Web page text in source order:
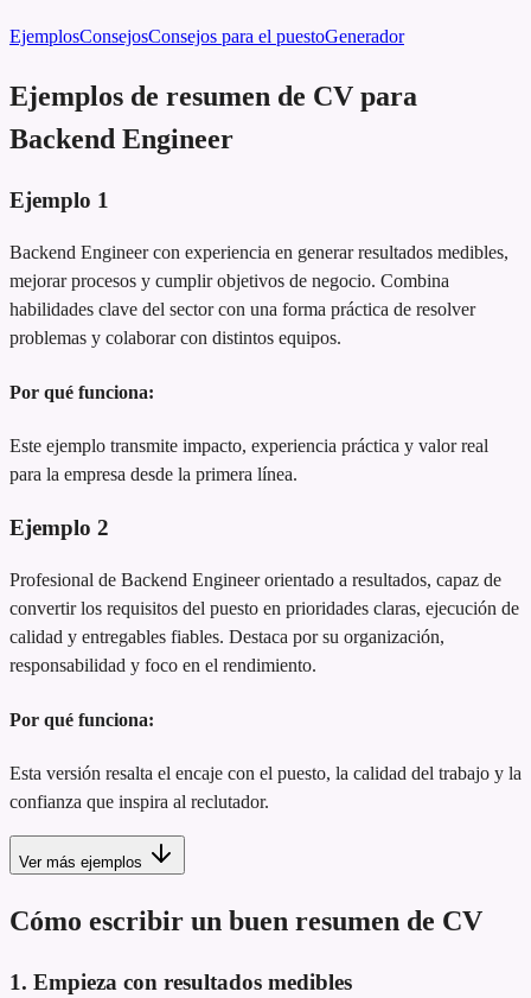
EjemplosConsejosConsejos para el puestoGenerador
Ejemplos de resumen de CV para
Backend Engineer
Ejemplo 1
Backend Engineer con experiencia en generar resultados medibles,
mejorar procesos y cumplir objetivos de negocio. Combina
habilidades clave del sector con una forma práctica de resolver
problemas y colaborar con distintos equipos.
Por qué funciona:
Este ejemplo transmite impacto, experiencia práctica y valor real
para la empresa desde la primera línea.
Ejemplo 2
Profesional de Backend Engineer orientado a resultados, capaz de
convertir los requisitos del puesto en prioridades claras, ejecución de
calidad y entregables fiables. Destaca por su organización,
responsabilidad y foco en el rendimiento.
Por qué funciona:
Esta versión resalta el encaje con el puesto, la calidad del trabajo y la
confianza que inspira al reclutador.
Ver más ejemplos
Cómo escribir un buen resumen de CV
1. Empieza con resultados medibles